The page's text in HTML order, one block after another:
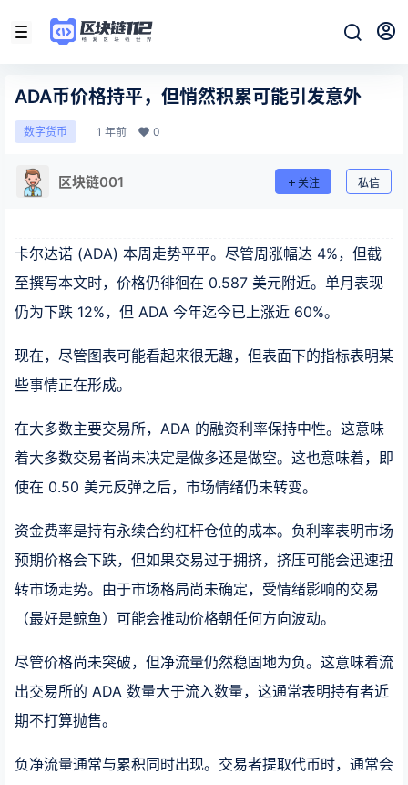
ADA币价格持平，但悄然积累可能引发意外
数字货币 1 年前 0
区块链001 关注 私信
卡尔达诺 (ADA) 本周走势平平。尽管周涨幅达 4%，但截
至撰写本文时，价格仍徘徊在 0.587 美元附近。单月表现
仍为下跌 12%，但 ADA 今年迄今已上涨近 60%。
现在，尽管图表可能看起来很无趣，但表面下的指标表明某
些事情正在形成。
在大多数主要交易所，ADA 的融资利率保持中性。这意味
着大多数交易者尚未决定是做多还是做空。这也意味着，即
使在 0.50 美元反弹之后，市场情绪仍未转变。
资金费率是持有永续合约杠杆仓位的成本。负利率表明市场
预期价格会下跌，但如果交易过于拥挤，挤压可能会迅速扭
转市场走势。由于市场格局尚未确定，受情绪影响的交易
（最好是鲸鱼）可能会推动价格朝任何方向波动。
尽管价格尚未突破，但净流量仍然稳固地为负。这意味着流
出交易所的 ADA 数量大于流入数量，这通常表明持有者近
期不打算抛售。
负净流量通常与累积同时出现。交易者提取代币时，通常会